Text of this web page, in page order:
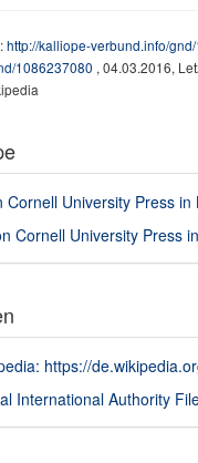
http://kalliope-verbund.info/
1086237080 , 04.03.2016,
Cornell University Press in
Cornell University Press
https://
International Authority